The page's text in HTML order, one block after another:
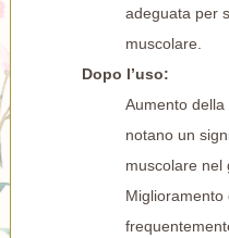
adeguata per
muscolare.
Dopo l’uso:
Aumento
notano un
muscolare nel
Miglioramento